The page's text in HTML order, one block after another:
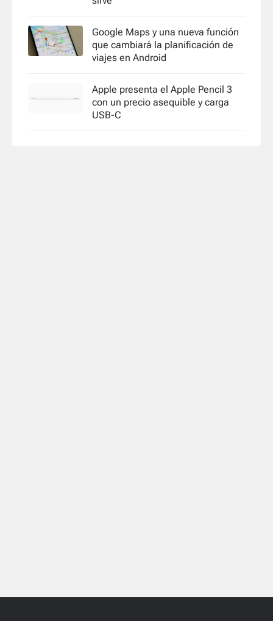
Google Maps y una nueva función
que cambiará la planificación de
viajes en Android
Apple presenta el Apple Pencil 3
con un precio asequible y carga
USB-C